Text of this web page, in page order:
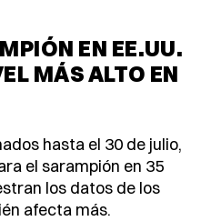
EN EE.UU.
MÁS ALTO EN
hasta el 30 de julio,
el sarampión en 35
los datos de los
afecta más.